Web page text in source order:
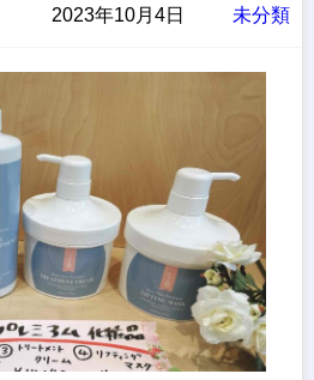
未分類
2023年10月4日